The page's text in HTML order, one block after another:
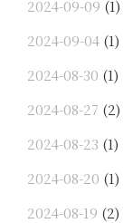
2024-09-09 (1)
2024-09-04 (1)
2024-08-30 (1)
2024-08-27 (2)
2024-08-23 (1)
2024-08-20 (1)
2024-08-19 (2)